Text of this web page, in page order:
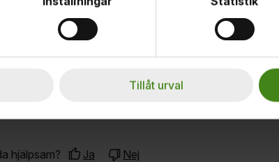
Tillåt urval
hjälpsam? Ja Nej